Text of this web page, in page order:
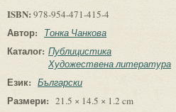
ISBN: 978-954-471-415-4
Автор: Тонка Чанкова
Каталог: Публицистика
Художествена литература
Език: Български
Размери: 21.5 × 14.5 × 1.2 cm